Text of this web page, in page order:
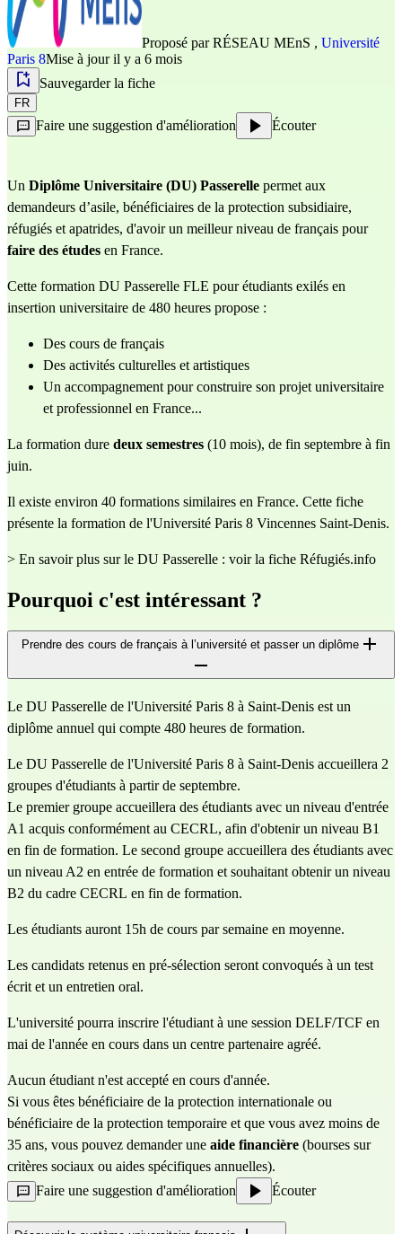
Proposé par RÉSEAU MEnS , Université
Paris 8Mise à jour il y a 6 mois
Sauvegarder la fiche
FR
Faire une suggestion d'amélioration Écouter
Un Diplôme Universitaire (DU) Passerelle permet aux
demandeurs d’asile, bénéficiaires de la protection subsidiaire,
réfugiés et apatrides, d'avoir un meilleur niveau de français pour
faire des études en France.
Cette formation DU Passerelle FLE pour étudiants exilés en
insertion universitaire de 480 heures propose :
Des cours de français
Des activités culturelles et artistiques
Un accompagnement pour construire son projet universitaire
et professionnel en France...
La formation dure deux semestres (10 mois), de fin septembre à fin
juin.
Il existe environ 40 formations similaires en France. Cette fiche
présente la formation de l'Université Paris 8 Vincennes Saint-Denis.
> En savoir plus sur le DU Passerelle : voir la fiche Réfugiés.info
Pourquoi c'est intéressant ?
Prendre des cours de français à l’université et passer un diplôme
Le DU Passerelle de l'Université Paris 8 à Saint-Denis est un
diplôme annuel qui compte 480 heures de formation.
Le DU Passerelle de l'Université Paris 8 à Saint-Denis accueillera 2
groupes d'étudiants à partir de septembre.
Le premier groupe accueillera des étudiants avec un niveau d'entrée
A1 acquis conformément au CECRL, afin d'obtenir un niveau B1
en fin de formation. Le second groupe accueillera des étudiants avec
un niveau A2 en entrée de formation et souhaitant obtenir un niveau
B2 du cadre CECRL en fin de formation.
Les étudiants auront 15h de cours par semaine en moyenne.
Les candidats retenus en pré-sélection seront convoqués à un test
écrit et un entretien oral.
L'université pourra inscrire l'étudiant à une session DELF/TCF en
mai de l'année en cours dans un centre partenaire agréé.
Aucun étudiant n'est accepté en cours d'année.
Si vous êtes bénéficiaire de la protection internationale ou
bénéficiaire de la protection temporaire et que vous avez moins de
35 ans, vous pouvez demander une aide financière (bourses sur
critères sociaux ou aides spécifiques annuelles).
Faire une suggestion d'amélioration
Écouter